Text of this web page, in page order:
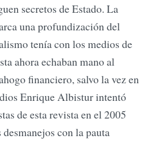
secretos de Estado. La
una profundización del
tenía con los medios de
ahora echaban mano al
financiero, salvo la vez en
Enrique Albistur intentó
de esta revista en el 2005
con la pauta